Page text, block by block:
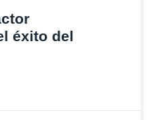
éxito del